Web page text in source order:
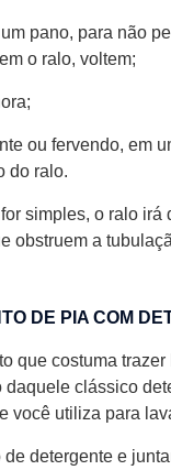
pano, para não
o ralo, voltem;
ou fervendo, em
do ralo.
simples, o ralo irá
obstruem a
DE PIA COM
que costuma trazer
daquele clássico
você utiliza para
de detergente e